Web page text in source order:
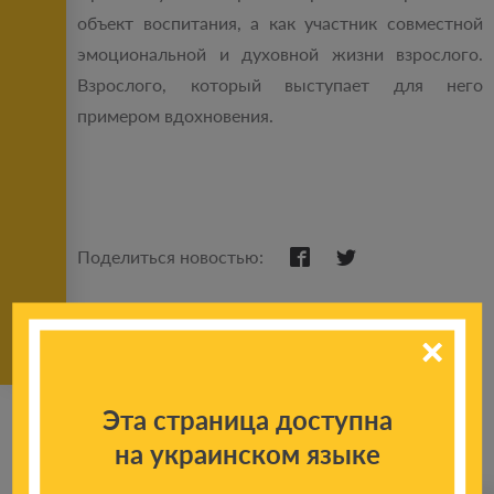
объект воспитания, а как участник совместной
эмоциональной и духовной жизни взрослого.
Взрослого, который выступает для него
примером вдохновения.
Поделиться новостью:
Эта страница доступна
на украинском языке